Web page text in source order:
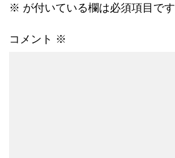
※ が付いている欄は必須項目です
コメント ※